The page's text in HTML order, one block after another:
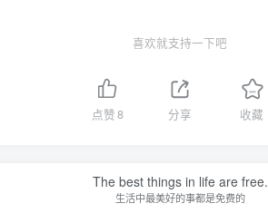
喜欢就支持一下吧
点赞8 分享 收藏
The best things in life are free.
生活中最美好的事都是免费的